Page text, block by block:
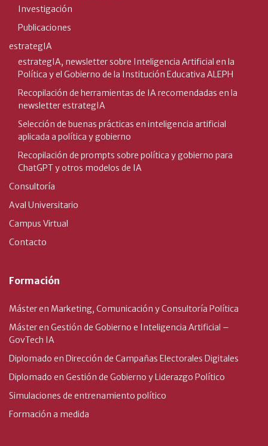
Investigación
Publicaciones
estrategIA
estrategIA, newsletter sobre Inteligencia Artificial en la
Política y el Gobierno de la Institución Educativa ALEPH
Recopilación de herramientas de IA recomendadas en la
newsletter estrategIA
Selección de buenas prácticas en inteligencia artificial
aplicada a política y gobierno
Recopilación de prompts sobre política y gobierno para
ChatGPT y otros modelos de IA
Consultoría
Aval Universitario
Campus Virtual
Contacto
Formación
Máster en Marketing, Comunicación y Consultoría Política
Máster en Gestión de Gobierno e Inteligencia Artificial –
GovTech IA
Diplomado en Dirección de Campañas Electorales Digitales
Diplomado en Gestión de Gobierno y Liderazgo Político
Simulaciones de entrenamiento político
Formación a medida